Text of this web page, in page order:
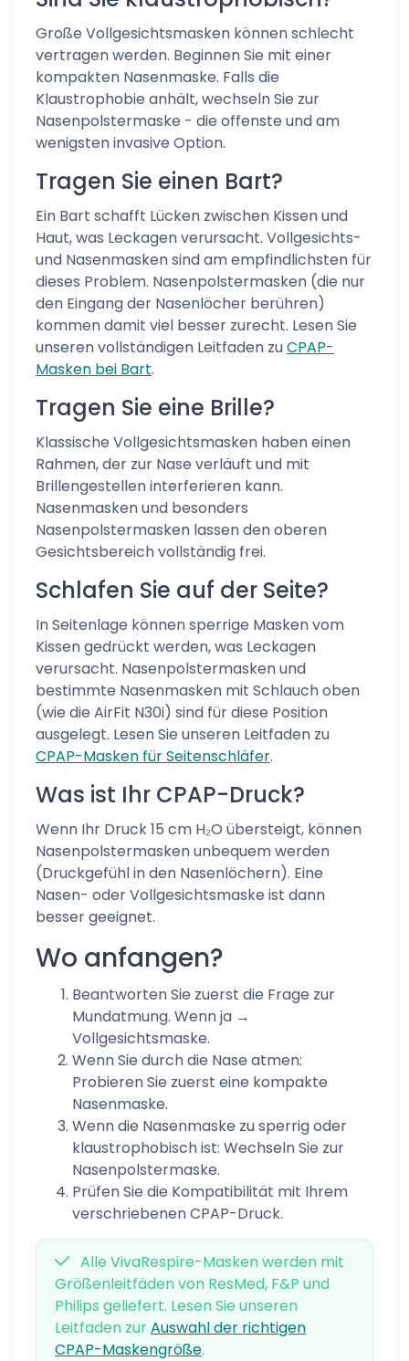
Große Vollgesichtsmasken können schlecht
vertragen werden. Beginnen Sie mit einer
kompakten Nasenmaske. Falls die
Klaustrophobie anhält, wechseln Sie zur
Nasenpolstermaske - die offenste und am
wenigsten invasive Option.
Tragen Sie einen Bart?
Ein Bart schafft Lücken zwischen Kissen und
Haut, was Leckagen verursacht. Vollgesichts-
und Nasenmasken sind am empfindlichsten für
dieses Problem. Nasenpolstermasken (die nur
den Eingang der Nasenlöcher berühren)
kommen damit viel besser zurecht. Lesen Sie
unseren vollständigen Leitfaden zuCPAP-
Masken bei Bart.
Tragen Sie eine Brille?
Klassische Vollgesichtsmasken haben einen
Rahmen, der zur Nase verläuft und mit
Brillengestellen interferieren kann.
Nasenmasken und besonders
Nasenpolstermasken lassen den oberen
Gesichtsbereich vollständig frei.
Schlafen Sie auf der Seite?
In Seitenlage können sperrige Masken vom
Kissen gedrückt werden, was Leckagen
verursacht. Nasenpolstermasken und
bestimmte Nasenmasken mit Schlauch oben
(wie die AirFit N30i) sind für diese Position
ausgelegt. Lesen Sie unseren Leitfaden zu
CPAP-Masken für Seitenschläfer.
Was ist Ihr CPAP-Druck?
Wenn Ihr Druck 15 cm H₂O übersteigt, können
Nasenpolstermasken unbequem werden
(Druckgefühl in den Nasenlöchern). Eine
Nasen- oder Vollgesichtsmaske ist dann
besser geeignet.
Wo anfangen?
Beantworten Sie zuerst die Frage zur
Mundatmung. Wenn ja →
Vollgesichtsmaske.
Wenn Sie durch die Nase atmen:
Probieren Sie zuerst eine kompakte
Nasenmaske.
Wenn die Nasenmaske zu sperrig oder
klaustrophobisch ist: Wechseln Sie zur
Nasenpolstermaske.
Prüfen Sie die Kompatibilität mit Ihrem
verschriebenen CPAP-Druck.
Alle VivaRespire-Masken werden mit
Größenleitfäden von ResMed, F&P und
Philips geliefert. Lesen Sie unseren
Leitfaden zurAuswahl der richtigen
CPAP-Maskengröße.